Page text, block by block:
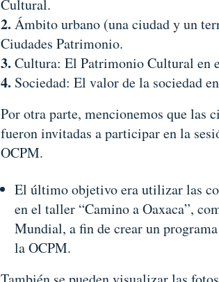
Cultural.
Ámbito urbano (una ciudad y un
Ciudades Patrimonio.
Cultura: El Patrimonio Cultural en
Sociedad: El valor de la sociedad
Por otra parte, mencionemos que las
fueron invitadas a participar en la
OCPM.
El último objetivo era utilizar las
en el taller “Camino a Oaxaca”,
Mundial, a fin de crear un
la OCPM.